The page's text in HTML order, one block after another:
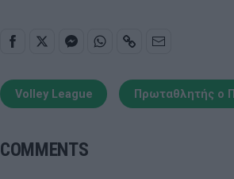
Volley League Πρωταθλητής ο
COMMENTS